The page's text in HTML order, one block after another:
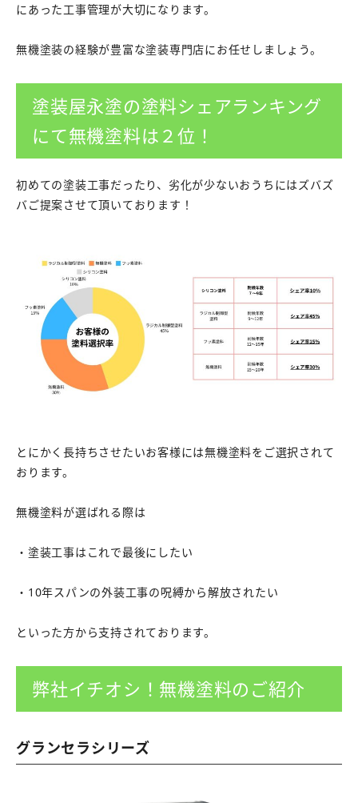
にあった工事管理が大切になります。
無機塗装の経験が豊富な塗装専門店にお任せしましょう。
塗装屋永塗の塗料シェアランキング
にて無機塗料は２位！
初めての塗装工事だったり、劣化が少ないおうちにはズバズ
バご提案させて頂いております！
とにかく長持ちさせたいお客様には無機塗料をご選択されて
おります。
無機塗料が選ばれる際は
・塗装工事はこれで最後にしたい
・10年スパンの外装工事の呪縛から解放されたい
といった方から支持されております。
弊社イチオシ！無機塗料のご紹介
グランセラシリーズ